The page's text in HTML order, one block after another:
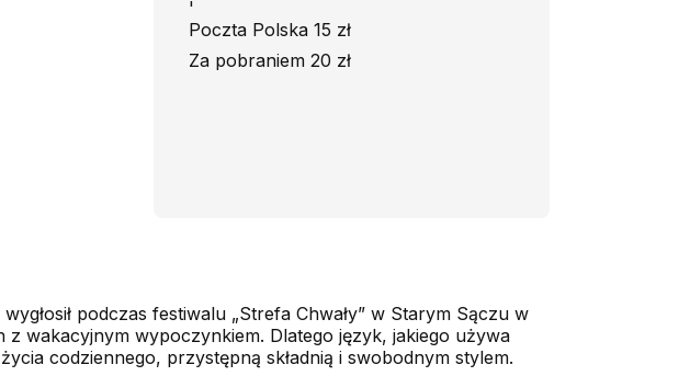
'
Poczta Polska 15 zł
Za pobraniem 20 zł
podczas festiwalu „Strefa Chwały” w Starym Sączu w
wakacyjnym wypoczynkiem. Dlatego język, jakiego używa
codziennego, przystępną składnią i swobodnym stylem.